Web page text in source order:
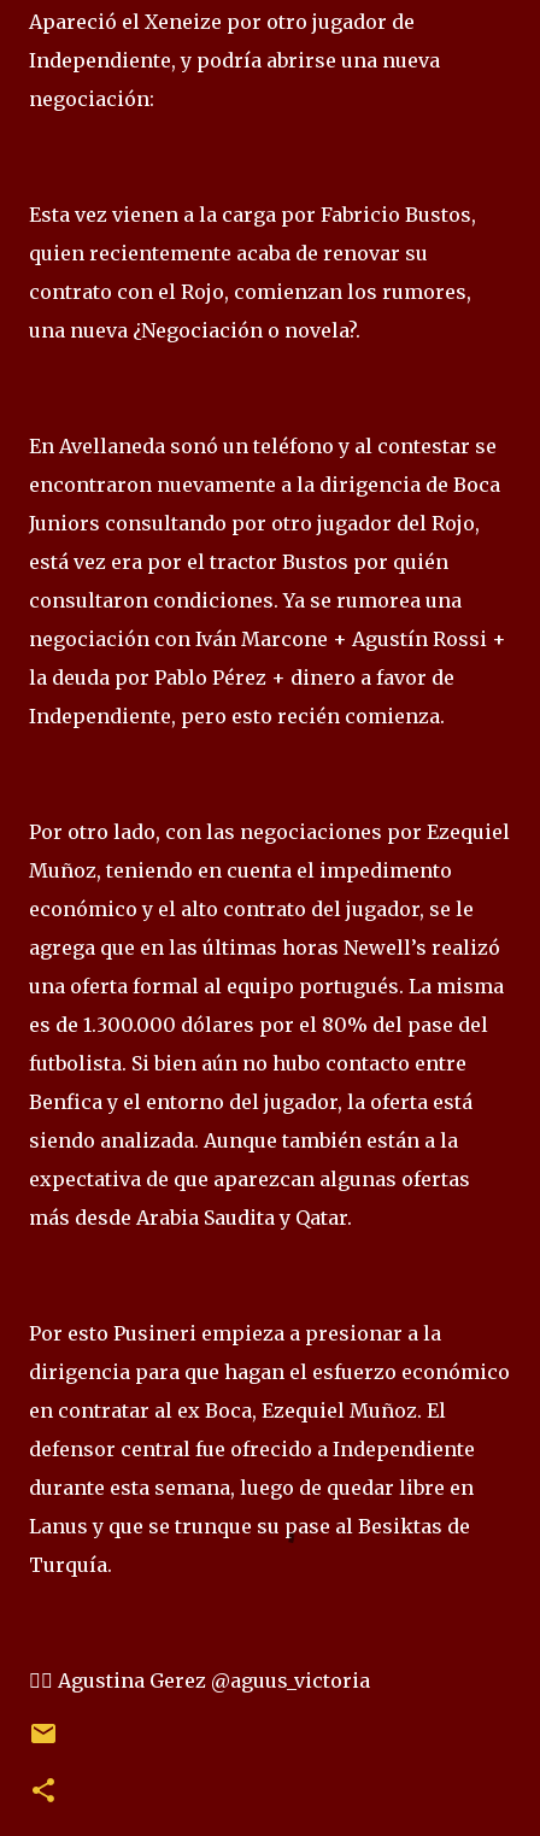
Apareció el Xeneize por otro jugador de
Independiente, y podría abrirse una nueva
negociación:
Esta vez vienen a la carga por Fabricio Bustos,
quien recientemente acaba de renovar su
contrato con el Rojo, comienzan los rumores,
una nueva ¿Negociación o novela?.
En Avellaneda sonó un teléfono y al contestar se
encontraron nuevamente a la dirigencia de Boca
Juniors consultando por otro jugador del Rojo,
está vez era por el tractor Bustos por quién
consultaron condiciones. Ya se rumorea una
negociación con Iván Marcone + Agustín Rossi +
la deuda por Pablo Pérez + dinero a favor de
Independiente, pero esto recién comienza.
Por otro lado, con las negociaciones por Ezequiel
Muñoz, teniendo en cuenta el impedimento
económico y el alto contrato del jugador, se le
agrega que en las últimas horas Newell’s realizó
una oferta formal al equipo portugués. La misma
es de 1.300.000 dólares por el 80% del pase del
futbolista. Si bien aún no hubo contacto entre
Benfica y el entorno del jugador, la oferta está
siendo analizada. Aunque también están a la
expectativa de que aparezcan algunas ofertas
más desde Arabia Saudita y Qatar.
Por esto Pusineri empieza a presionar a la
dirigencia para que hagan el esfuerzo económico
en contratar al ex Boca, Ezequiel Muñoz. El
defensor central fue ofrecido a Independiente
durante esta semana, luego de quedar libre en
Lanus y que se trunque su pase al Besiktas de
Turquía.
✍🏻 Agustina Gerez @aguus_victoria